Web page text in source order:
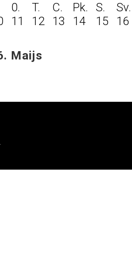
0.
11
T.
12
C.
13
Pk.
14
S.
15
Sv.
16
Maijs